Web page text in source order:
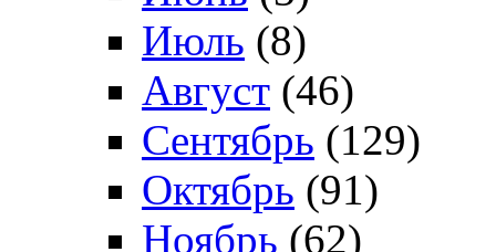
Июль (8)
Август (46)
Сентябрь (129)
Октябрь (91)
Ноябрь (62)